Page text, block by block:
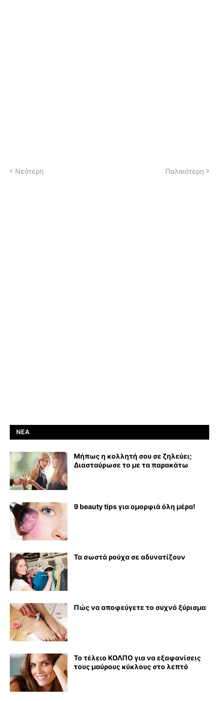
Νεότερη Παλαιότερη
ΝΈΑ
Μήπως η κολλητή σου σε ζηλεύει;
Διασταύρωσε το με τα παρακάτω
9 beauty tips για ομορφιά όλη μέρα!
Τα σωστά ρούχα σε αδυνατίζουν
Πώς να αποφεύγετε το συχνό ξύρισμα
Το τέλειο ΚΟΛΠΟ για να εξαφανίσεις
τους μαύρους κύκλους στο λεπτό